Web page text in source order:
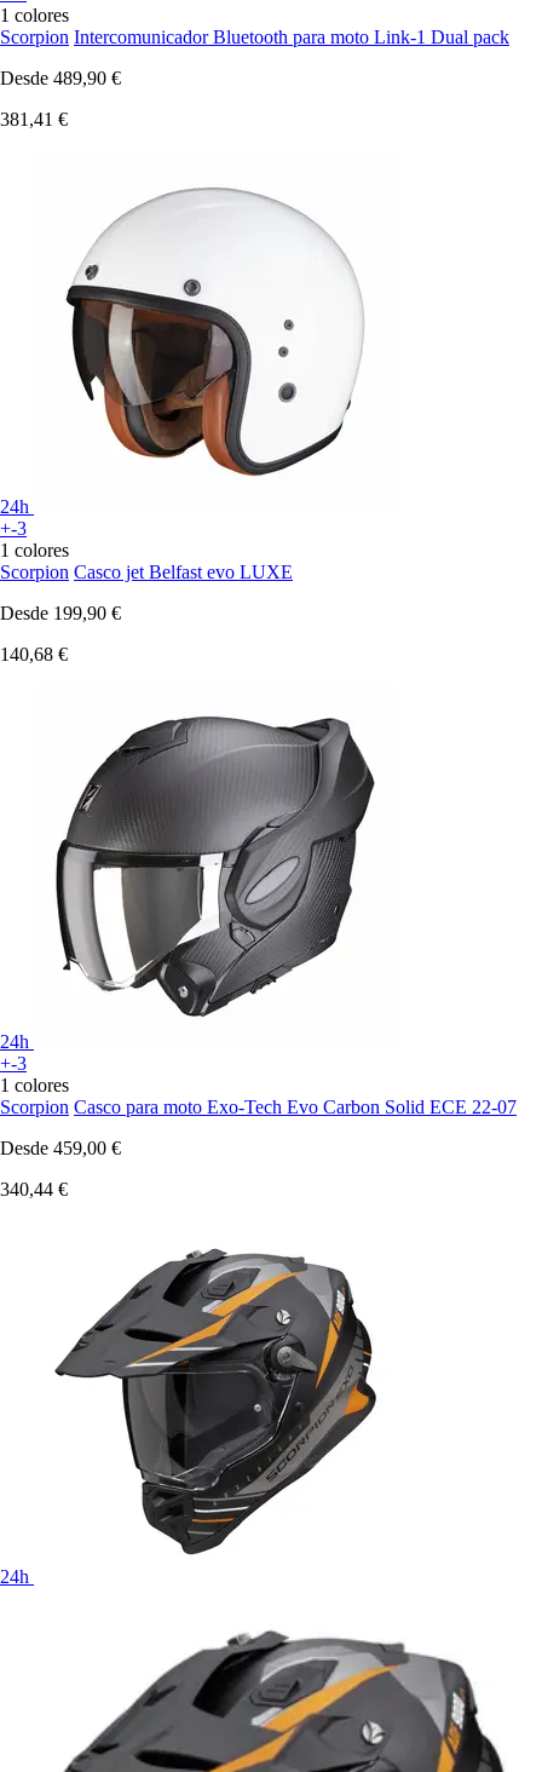
1 colores
Scorpion Intercomunicador Bluetooth para moto Link-1 Dual pack
Desde 489,90 €
381,41 €
24h
+-3
1 colores
Scorpion Casco jet Belfast evo LUXE
Desde 199,90 €
140,68 €
24h
+-3
1 colores
Scorpion Casco para moto Exo-Tech Evo Carbon Solid ECE 22-07
Desde 459,00 €
340,44 €
24h